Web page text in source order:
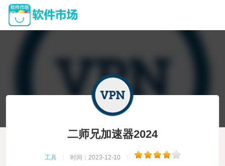
二师兄加速器2024
工具 时间：2023-12-10